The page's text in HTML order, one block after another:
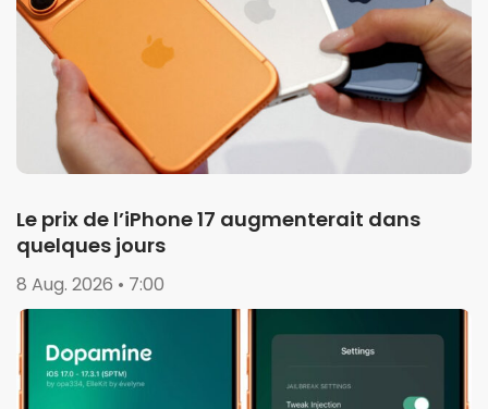
Le prix de l’iPhone 17 augmenterait dans
quelques jours
8 Aug. 2026 • 7:00